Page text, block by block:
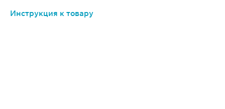
Инструкция к товару